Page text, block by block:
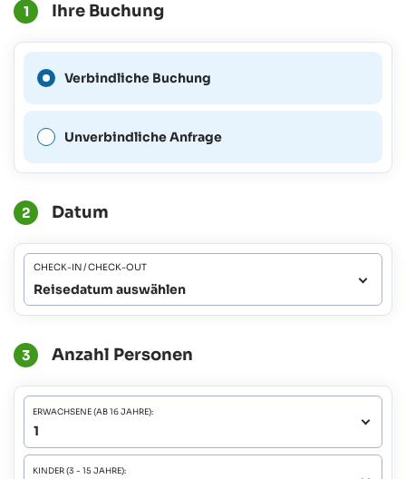
1 Ihre Buchung
Verbindliche Buchungist für diesen Zeitraum nicht
Unverbindliche Anfrage
2 Datum
CHECK-IN / CHECK-OUT
Reisedatum auswählen
3 Anzahl Personen
ERWACHSENE (AB 16 JAHRE):
KINDER (3 - 15 JAHRE):